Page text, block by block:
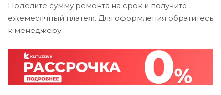
Поделите сумму ремонта на срок и получите
ежемесячный платеж. Для оформления обратитесь
к менеджеру.